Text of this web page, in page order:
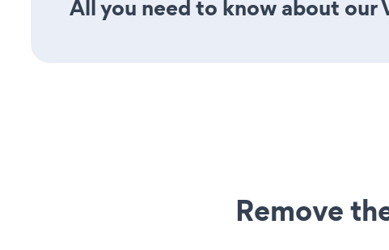
All you need to know about our
Remove